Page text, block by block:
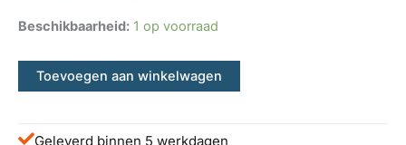
was: is:
Beschikbaarheid: 1 op voorraad
Toevoegen aan winkelwagen
Geleverd binnen 5 werkdagen